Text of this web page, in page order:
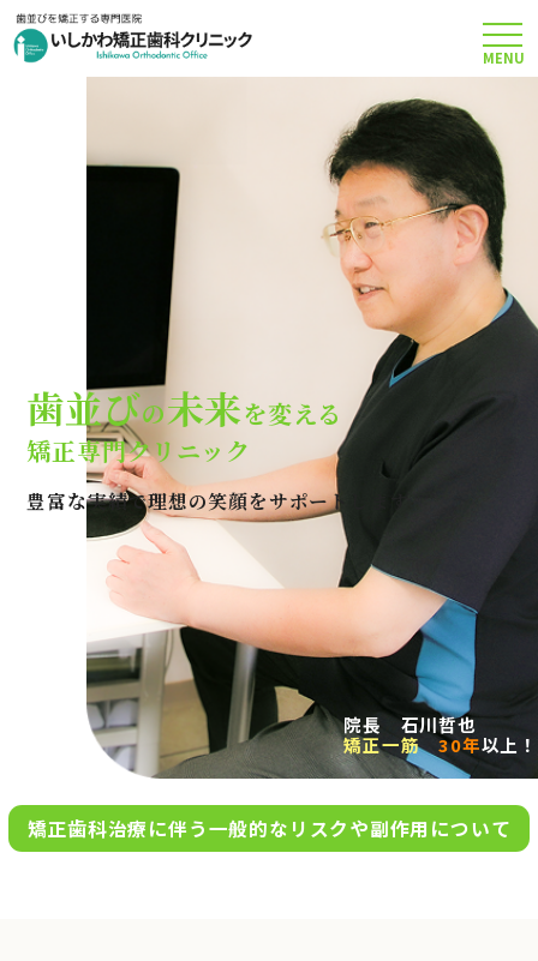
矯正治療について
当院のこだわり
費用について
クリニック案内
Q＆A
アクセス
お問い合わせ
完全
0120-695-578
MENU
歯並びの未来を変える
矯正専門クリニック
豊富な実績で理想の笑顔をサポートします
院長 石川哲也
矯正一筋
30年以上！
矯正歯科治療に伴う一般的なリスクや副作用について